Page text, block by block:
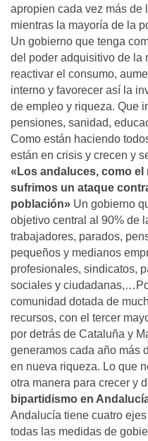
apropien cada vez más de
mientras la mayoría de la
Un gobierno que tenga
del poder adquisitivo de la
reactivar el consumo,
interno y favorecer así la
de empleo y riqueza. Que
pensiones, sanidad,
Como están haciendo
están en crisis y crecen y
«Los andaluces, como
sufrimos un ataque
población» Un gobierno
objetivo central al 90% de
trabajadores, parados,
pequeños y medianos
profesionales, sindicatos,
sociales y
comunidad dotada de
recursos, con el tercer
por detrás de Cataluña y
generamos cada año más
en nueva riqueza. Lo que
otra manera para crecer y
bipartidismo en
Andalucía tiene cuatro
todas las medidas de